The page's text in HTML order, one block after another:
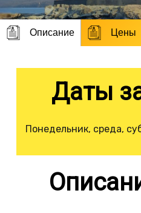
Описание Цены
Даты
Понедельник, среда,